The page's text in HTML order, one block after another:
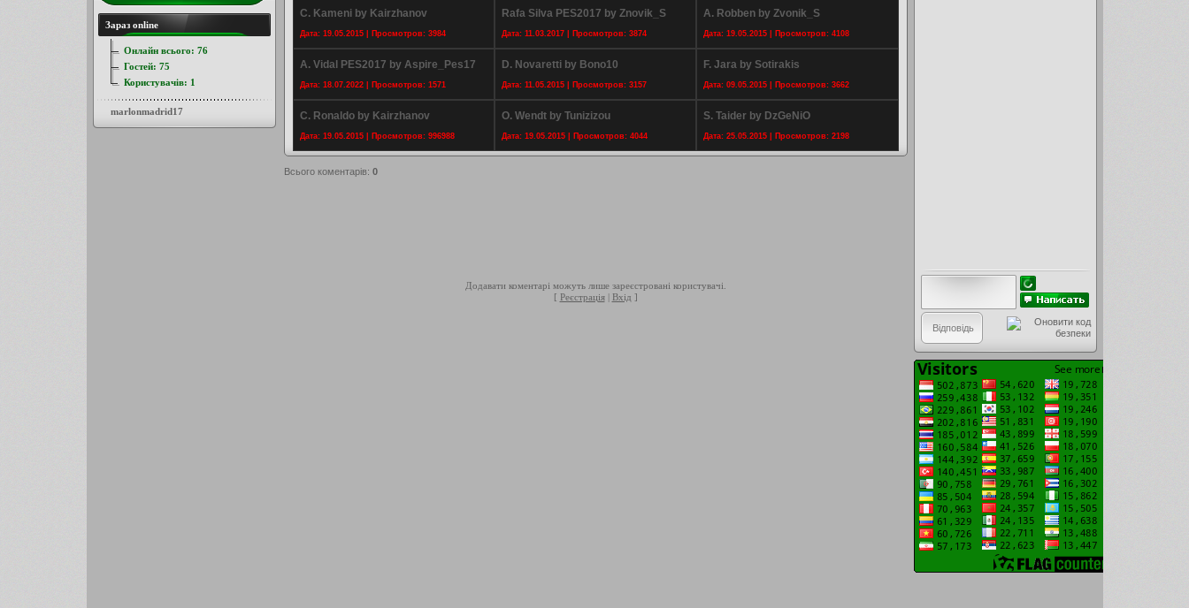
C. Kameni by Kairzhanov
Дата: 19.05.2015 | Просмотров: 3984
Rafa Silva PES2017 by Znovik_S
Дата: 11.03.2017 | Просмотров: 3874
A. Robben by Zvonik_S
Дата: 19.05.2015 | Просмотров: 4108
A. Vidal PES2017 by Aspire_Pes17
Дата: 18.07.2022 | Просмотров: 1571
D. Novaretti by Bono10
Дата: 11.05.2015 | Просмотров: 3157
F. Jara by Sotirakis
Дата: 09.05.2015 | Просмотров: 3662
C. Ronaldo by Kairzhanov
Дата: 19.05.2015 | Просмотров: 996988
O. Wendt by Tunizizou
Дата: 19.05.2015 | Просмотров: 4044
S. Taider by DzGeNiO
Дата: 25.05.2015 | Просмотров: 2198
Всього коментарів: 0
Додавати коментарі можуть лише зареєстровані користувачі.
[ Реєстрація| Вхід ]
Зараз online
Онлайн всього: 76
Гостей: 75
Користувачів: 1
marlonmadrid17